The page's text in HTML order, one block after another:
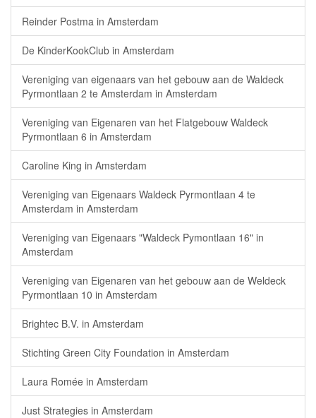
Reinder Postma in Amsterdam
De KinderKookClub in Amsterdam
Vereniging van eigenaars van het gebouw aan de Waldeck
Pyrmontlaan 2 te Amsterdam in Amsterdam
Vereniging van Eigenaren van het Flatgebouw Waldeck
Pyrmontlaan 6 in Amsterdam
Caroline King in Amsterdam
Vereniging van Eigenaars Waldeck Pyrmontlaan 4 te
Amsterdam in Amsterdam
Vereniging van Eigenaars "Waldeck Pymontlaan 16" in
Amsterdam
Vereniging van Eigenaren van het gebouw aan de Weldeck
Pyrmontlaan 10 in Amsterdam
Brightec B.V. in Amsterdam
Stichting Green City Foundation in Amsterdam
Laura Romée in Amsterdam
Just Strategies in Amsterdam